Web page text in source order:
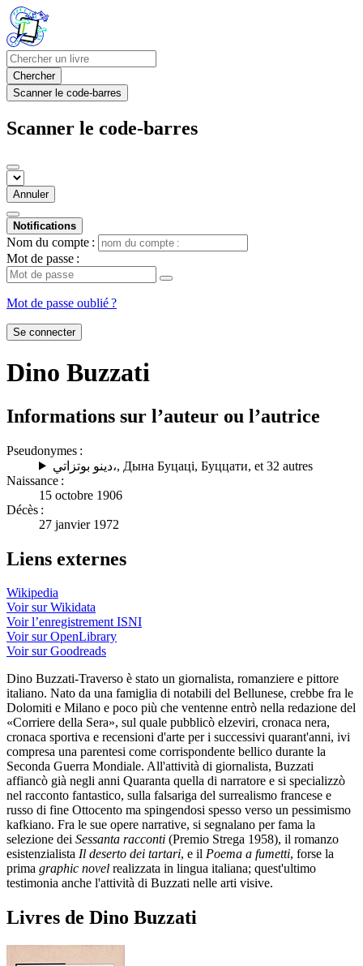
Chercher
Scanner le code-barres
Scanner le code-barres
Annuler
Notifications
Nom du compte :
Mot de passe :
Mot de passe oublié ?
Se connecter
Dino Buzzati
Informations sur l’auteur ou l’autrice
Pseudonymes :
دينو بوتزاتي،, Дына Буцаці, Буццати, et 32 autres
Naissance :
15 octobre 1906
Décès :
27 janvier 1972
Liens externes
Wikipedia
Voir sur Wikidata
Voir l’enregistrement ISNI
Voir sur OpenLibrary
Voir sur Goodreads
Dino Buzzati-Traverso è stato un giornalista, romanziere e pittore
italiano. Nato da una famiglia di notabili del Bellunese, crebbe fra le
Dolomiti e Milano e poco più che ventenne entrò nella redazione del
«Corriere della Sera», sul quale pubblicò elzeviri, cronaca nera,
cronaca sportiva e recensioni d'arte per i successivi quarant'anni, ivi
compresa una parentesi come corrispondente bellico durante la
Seconda Guerra Mondiale. All'attività di giornalista, Buzzati
affiancò già negli anni Quaranta quella di narratore e si specializzò
nel racconto fantastico, sulla falsariga del surrealismo francese e
russo di fine Ottocento ma spingendosi spesso verso un pessimismo
kafkiano. Fra le sue opere narrative, si segnalano per fama la
selezione dei Sessanta racconti (Premio Strega 1958), il romanzo
esistenzialista Il deserto dei tartari, e il Poema a fumetti, forse la
prima graphic novel realizzata in lingua italiana; quest'ultimo
testimonia anche l'attività di Buzzati nelle arti visive.
Livres de Dino Buzzati